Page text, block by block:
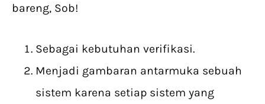
bareng, Sob!
Sebagai kebutuhan verifikasi.
Menjadi gambaran antarmuka sebuah
sistem karena setiap sistem yang